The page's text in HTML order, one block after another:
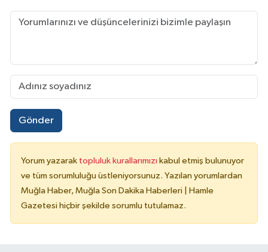
Gönder
Yorum yazarak topluluk kurallarımızı kabul etmiş bulunuyor
ve tüm sorumluluğu üstleniyorsunuz. Yazılan yorumlardan
Muğla Haber, Muğla Son Dakika Haberleri | Hamle
Gazetesi hiçbir şekilde sorumlu tutulamaz.